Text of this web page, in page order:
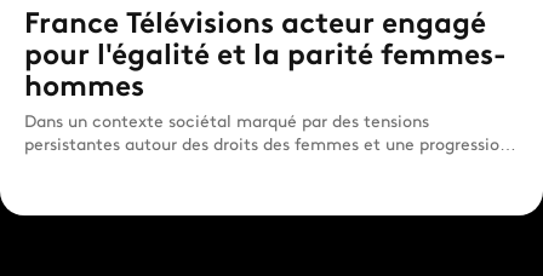
France Télévisions acteur engagé
pour l'égalité et la parité femmes-
hommes
Dans un contexte sociétal marqué par des tensions
persistantes autour des droits des femmes et une progression